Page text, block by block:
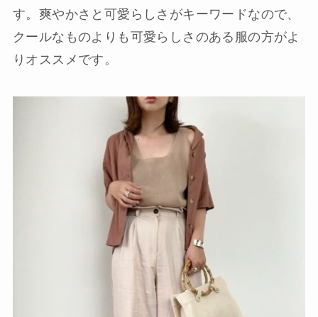
す。爽やかさと可愛らしさがキーワードなので、
クールなものよりも可愛らしさのある服の方がよ
りオススメです。